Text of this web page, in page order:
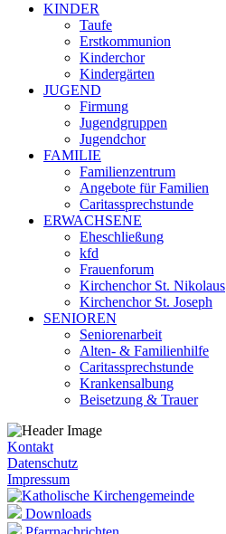
KINDER
Taufe
Erstkommunion
Kinderchor
Kindergärten
JUGEND
Firmung
Jugendgruppen
Jugendchor
FAMILIE
Familienzentrum
Angebote für Familien
Caritassprechstunde
ERWACHSENE
Eheschließung
kfd
Frauenforum
Kirchenchor St. Nikolaus
Kirchenchor St. Joseph
SENIOREN
Seniorenarbeit
Alten- & Familienhilfe
Caritassprechstunde
Krankensalbung
Beisetzung & Trauer
Kontakt
Datenschutz
Impressum
Downloads